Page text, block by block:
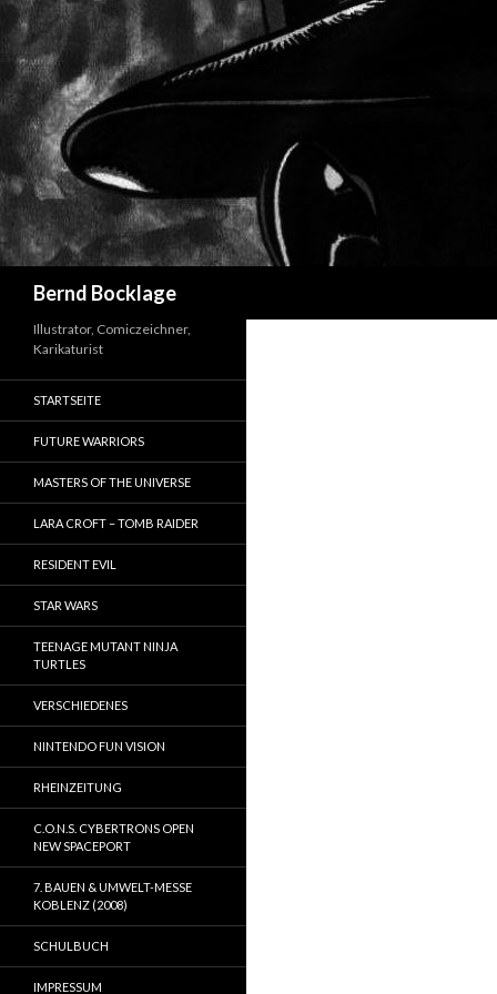
Bernd Bocklage
Illustrator, Comiczeichner,
Karikaturist
STARTSEITE
FUTURE WARRIORS
MASTERS OF THE UNIVERSE
LARA CROFT – TOMB RAIDER
RESIDENT EVIL
STAR WARS
TEENAGE MUTANT NINJA
TURTLES
VERSCHIEDENES
NINTENDO FUN VISION
RHEINZEITUNG
C.O.N.S. CYBERTRONS OPEN
NEW SPACEPORT
7. BAUEN & UMWELT-MESSE
KOBLENZ (2008)
SCHULBUCH
IMPRESSUM